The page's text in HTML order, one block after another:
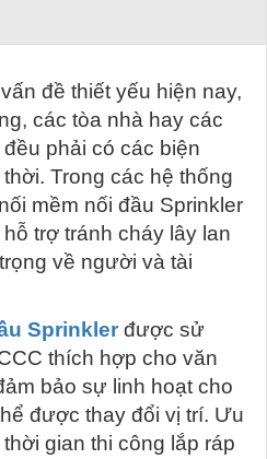
đề thiết yếu hiện nay,
các tòa nhà hay các
phải có các biện
Trong các hệ thống
mềm nối đầu Sprinkler
trợ tránh cháy lây lan
về người và tài
Sprinkler được sử
thích hợp cho văn
bảo sự linh hoạt cho
được thay đổi vị trí. Ưu
gian thi công lắp ráp